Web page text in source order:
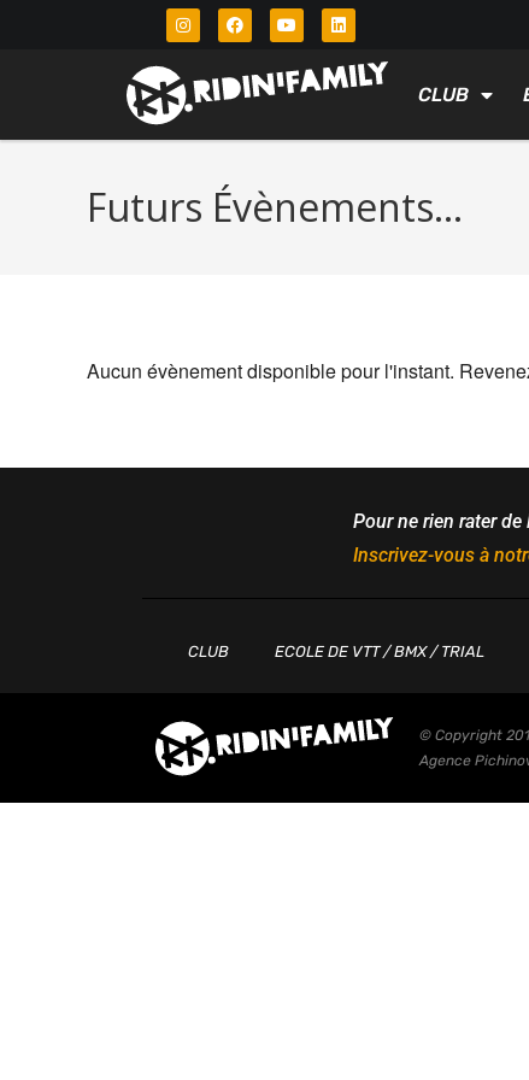
CLUB
Futurs Évènements…
Aucun évènement disponible pour l'instant.
Pour ne rien rater de
Inscrivez-vous à
CLUB ECOLE DE VTT / BMX / TRIAL
© Copyright
Agence